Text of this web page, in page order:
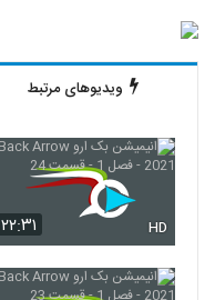
ویدیوهای مرتبط
۲۲:۳۱ HD